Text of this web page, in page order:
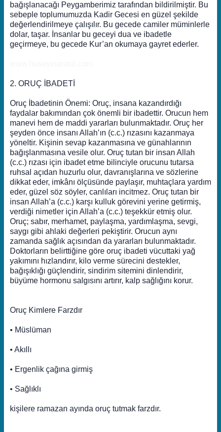
bağışlanacağı Peygamberimiz tarafından bildirilmiştir. Bu
sebeple toplumumuzda Kadir Gecesi en güzel şekilde
değerlendirilmeye çalışılır. Bu gecede camiler müminlerle
dolar, taşar. İnsanlar bu geceyi dua ve ibadetle
geçirmeye, bu gecede Kur’an okumaya gayret ederler.
2. ORUÇ İBADETİ
Oruç İbadetinin Önemi: Oruç, insana kazandırdığı
faydalar bakımından çok önemli bir ibadettir. Orucun hem
manevi hem de maddi yararları bulunmaktadır. Oruç her
şeyden önce insanı Allah’ın (c.c.) rızasını kazanmaya
yöneltir. Kişinin sevap kazanmasına ve günahlarının
bağışlanmasına vesile olur. Oruç tutan bir insan Allah
(c.c.) rızası için ibadet etme bilinciyle orucunu tutarsa
ruhsal açıdan huzurlu olur, davranışlarına ve sözlerine
dikkat eder, imkânı ölçüsünde paylaşır, muhtaçlara yardım
eder, güzel söz söyler, canlıları incitmez. Oruç tutan bir
insan Allah’a (c.c.) karşı kulluk görevini yerine getirmiş,
verdiği nimetler için Allah’a (c.c.) teşekkür etmiş olur.
Oruç; sabır, merhamet, paylaşma, yardımlaşma, sevgi,
saygı gibi ahlaki değerleri pekiştirir. Orucun aynı
zamanda sağlık açısından da yararları bulunmaktadır.
Doktorların belirttiğine göre oruç ibadeti vücuttaki yağ
yakımını hızlandırır, kilo verme sürecini destekler,
bağışıklığı güçlendirir, sindirim sitemini dinlendirir,
büyüme hormonu salgısını artırır, kalp sağlığını korur.
Oruç Kimlere Farzdır
• Müslüman
• Akıllı
• Ergenlik çağına girmiş
• Sağlıklı
kişilere ramazan ayında oruç tutmak farzdır.